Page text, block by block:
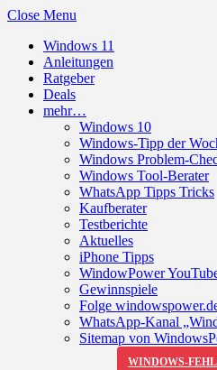
Close Menu
Windows 11
Anleitungen
Ratgeber
Deals
mehr…
Windows 10
Windows-Tipp der
Windows Problem-
Windows Tool-Berater
WhatsApp Tipps Tricks
Kaufberater
Testberichte
Aktuelles
iPhone Tipps
WindowPower
Gewinnspiele
Folge
WhatsApp-Kanal
Sitemap von
WINDOWS-